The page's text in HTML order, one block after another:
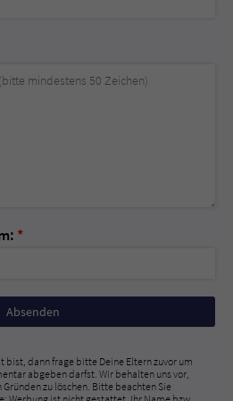
*
bist, dann frage bitte Deine Eltern zuvor um
abgeben darfst. Wir behalten uns vor,
zu löschen. Bitte beachten Sie